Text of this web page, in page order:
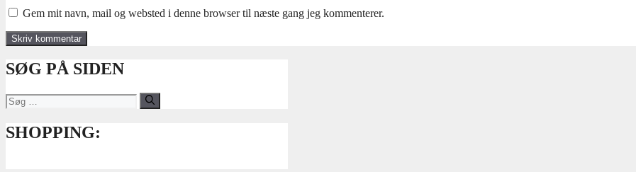
Gem mit navn, mail og websted i denne browser til næste gang jeg kommenterer.
SØG PÅ SIDEN
Søg
efter:
SHOPPING: